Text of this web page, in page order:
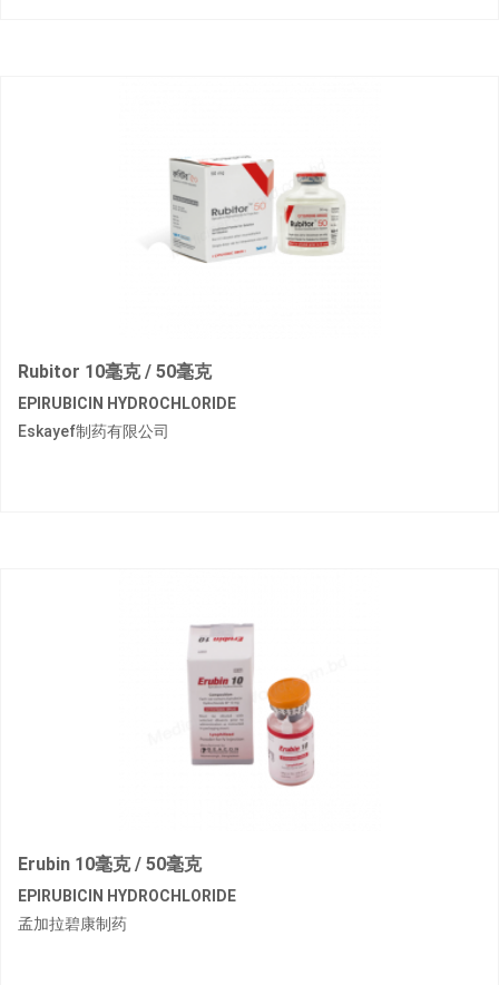
Rubitor 10毫克 / 50毫克
EPIRUBICIN HYDROCHLORIDE
Eskayef制药有限公司
Erubin 10毫克 / 50毫克
EPIRUBICIN HYDROCHLORIDE
孟加拉碧康制药